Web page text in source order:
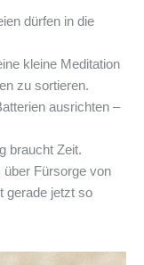
dürfen in die
kleine Meditation
zu sortieren.
ausrichten –
braucht Zeit.
über Fürsorge von
gerade jetzt so